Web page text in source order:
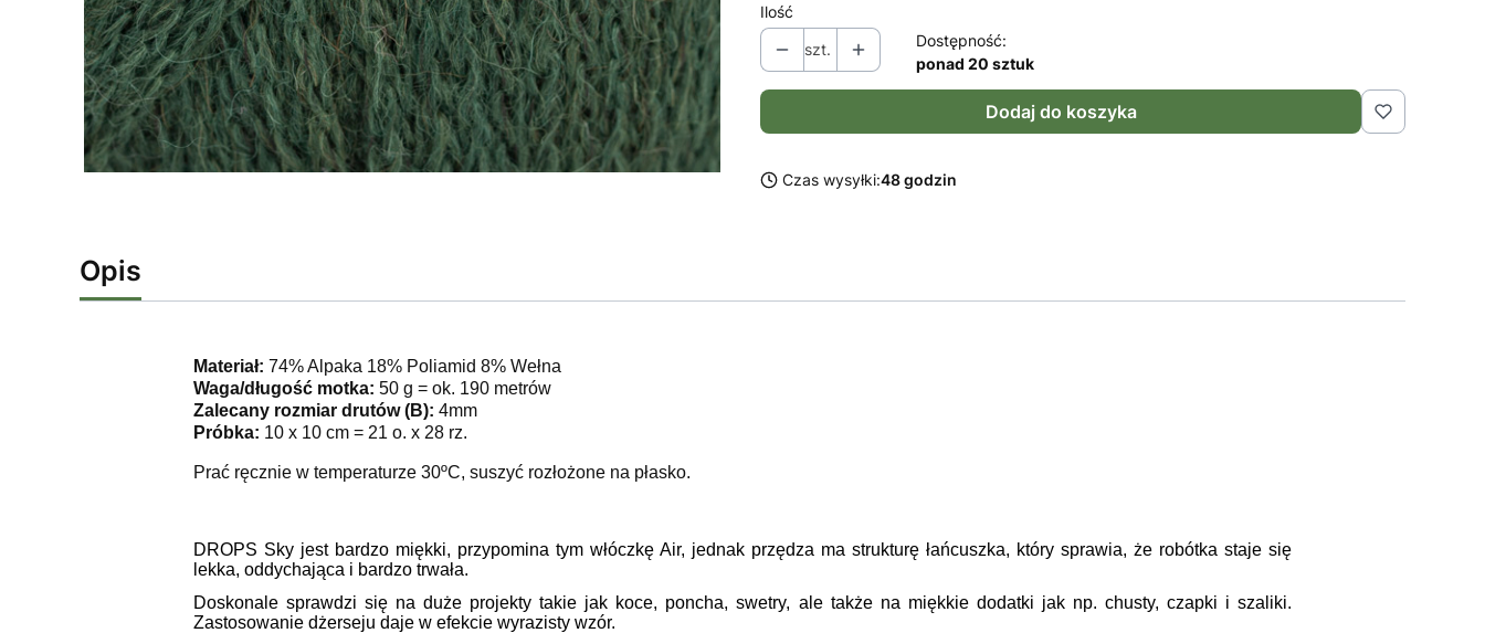
Ilość
szt.
Dostępność:
ponad 20 sztuk
Dodaj do koszyka
Czas wysyłki:48 godzin
Opis
Materiał: 74% Alpaka 18% Poliamid 8% Wełna
Waga/długość motka: 50 g = ok. 190 metrów
Zalecany rozmiar drutów (B): 4mm
Próbka: 10 x 10 cm = 21 o. x 28 rz.
Prać ręcznie w temperaturze 30ºC, suszyć rozłożone na płasko.
DROPS Sky jest bardzo miękki, przypomina tym włóczkę Air, jednak przędza ma strukturę łańcuszka, który sprawia, że robótka staje się
lekka, oddychająca i bardzo trwała.
Doskonale sprawdzi się na duże projekty takie jak koce, poncha, swetry, ale także na miękkie dodatki jak np. chusty, czapki i szaliki.
Zastosowanie dżerseju daje w efekcie wyrazisty wzór.